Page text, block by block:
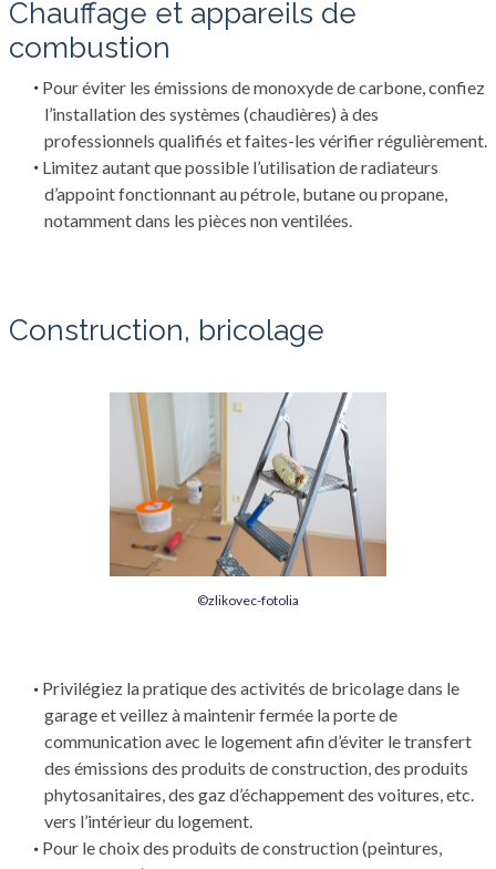
Chauffage et appareils de
combustion
Pour éviter les émissions de monoxyde de carbone, confiez
l’installation des systèmes (chaudières) à des
professionnels qualifiés et faites-les vérifier régulièrement.
Limitez autant que possible l’utilisation de radiateurs
d’appoint fonctionnant au pétrole, butane ou propane,
notamment dans les pièces non ventilées.
Construction, bricolage
©zlikovec-fotolia
Privilégiez la pratique des activités de bricolage dans le
garage et veillez à maintenir fermée la porte de
communication avec le logement afin d’éviter le transfert
des émissions des produits de construction, des produits
phytosanitaires, des gaz d’échappement des voitures, etc.
vers l’intérieur du logement.
Pour le choix des produits de construction (peintures,